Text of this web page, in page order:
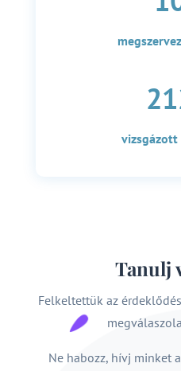
vizsgázott
Tanulj
Felkeltettük az
Ne habozz, hívj minket a